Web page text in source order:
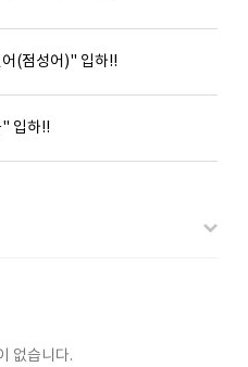
(점성어)" 입하!!
입하!!
없습니다.